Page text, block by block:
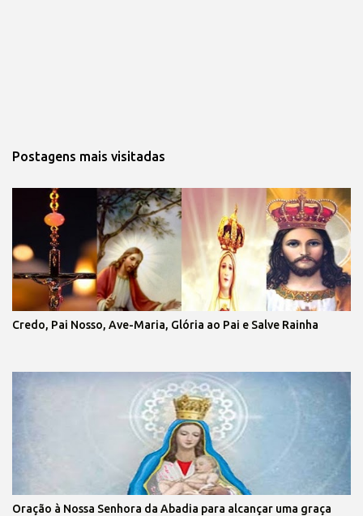
Postagens mais visitadas
Credo, Pai Nosso, Ave-Maria, Glória ao Pai e Salve Rainha
Oração à Nossa Senhora da Abadia para alcançar uma graça